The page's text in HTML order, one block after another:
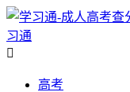
习通

高考